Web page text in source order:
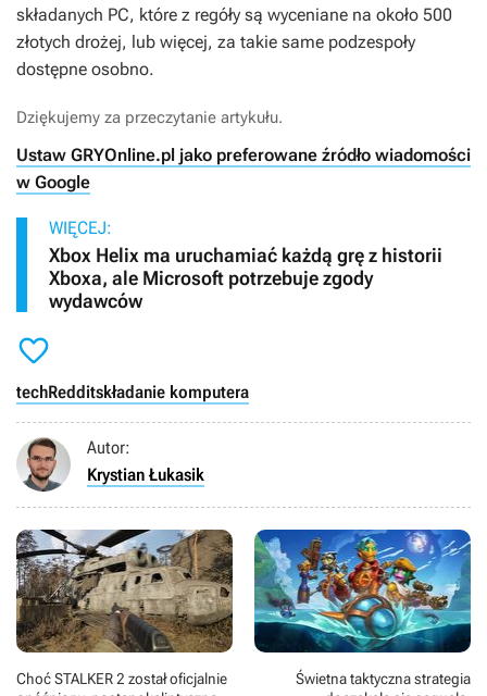
składanych PC, które z regóły są wyceniane na około 500
złotych drożej, lub więcej, za takie same podzespoły
dostępne osobno.
Dziękujemy za przeczytanie artykułu.
Ustaw GRYOnline.pl jako preferowane źródło wiadomości
w Google
WIĘCEJ:
Xbox Helix ma uruchamiać każdą grę z historii
Xboxa, ale Microsoft potrzebuje zgody
wydawców

techRedditskładanie komputera
Autor:
Krystian Łukasik
Choć STALKER 2 został oficjalnie
Świetna taktyczna strategia